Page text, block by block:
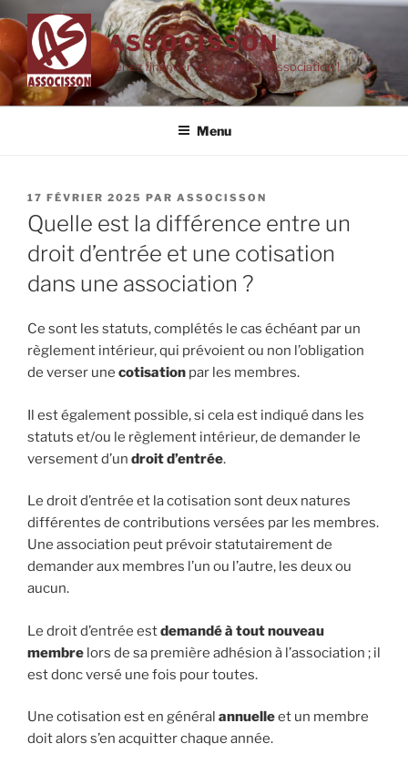
Aller
au
contenu
principal
ASSOCISSON
Venez financer vos projets d'Association !
Menu
PUBLIÉ
LE
17 FÉVRIER 2025 PAR ASSOCISSON
Quelle est la différence entre un
droit d’entrée et une cotisation
dans une association ?
Ce sont les statuts, complétés le cas échéant par un
règlement intérieur, qui prévoient ou non l’obligation
de verser une cotisation par les membres.
Il est également possible, si cela est indiqué dans les
statuts et/ou le règlement intérieur, de demander le
versement d’un droit d’entrée.
Le droit d’entrée et la cotisation sont deux natures
différentes de contributions versées par les membres.
Une association peut prévoir statutairement de
demander aux membres l’un ou l’autre, les deux ou
aucun.
Le droit d’entrée estdemandé à tout nouveau
membre lors de sa première adhésion à l’association ; il
est donc versé une fois pour toutes.
Une cotisation est en général annuelleet un membre
doit alors s’en acquitter chaque année.